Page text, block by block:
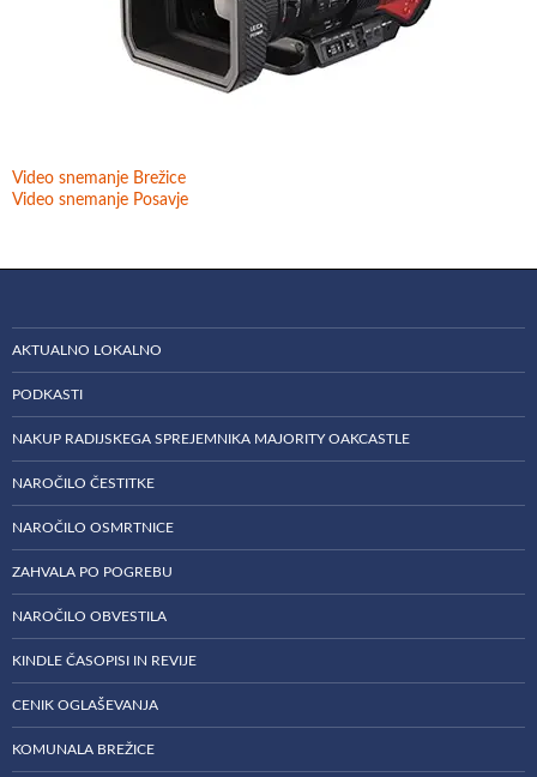
Video snemanje Brežice
Video snemanje Posavje
AKTUALNO LOKALNO
PODKASTI
NAKUP RADIJSKEGA SPREJEMNIKA MAJORITY OAKCASTLE
NAROČILO ČESTITKE
NAROČILO OSMRTNICE
ZAHVALA PO POGREBU
NAROČILO OBVESTILA
KINDLE ČASOPISI IN REVIJE
CENIK OGLAŠEVANJA
KOMUNALA BREŽICE